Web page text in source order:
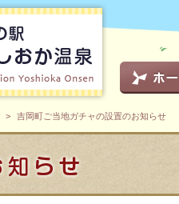
吉岡町ご当地ガチャの設置のお知らせ